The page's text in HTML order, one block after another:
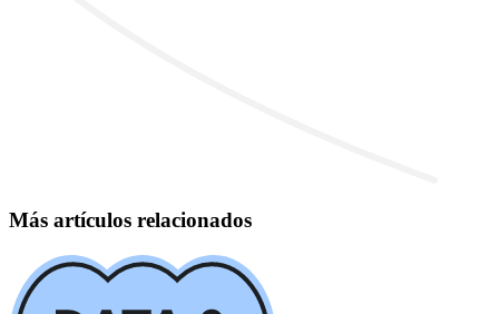
Más artículos relacionados